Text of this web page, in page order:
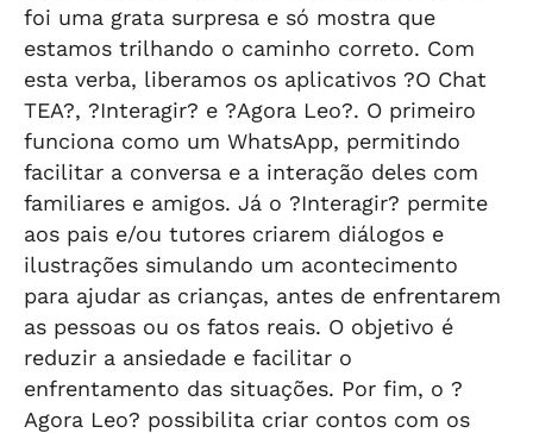
foi uma grata surpresa e só mostra que
estamos trilhando o caminho correto. Com
esta verba, liberamos os aplicativos ?O Chat
TEA?, ?Interagir? e ?Agora Leo?. O primeiro
funciona como um WhatsApp, permitindo
facilitar a conversa e a interação deles com
familiares e amigos. Já o ?Interagir? permite
aos pais e/ou tutores criarem diálogos e
ilustrações simulando um acontecimento
para ajudar as crianças, antes de enfrentarem
as pessoas ou os fatos reais. O objetivo é
reduzir a ansiedade e facilitar o
enfrentamento das situações. Por fim, o ?
Agora Leo? possibilita criar contos com os